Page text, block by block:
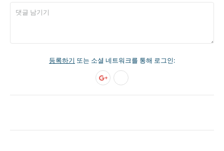
등록하기 또는 소셜 네트워크를 통해 로그인: